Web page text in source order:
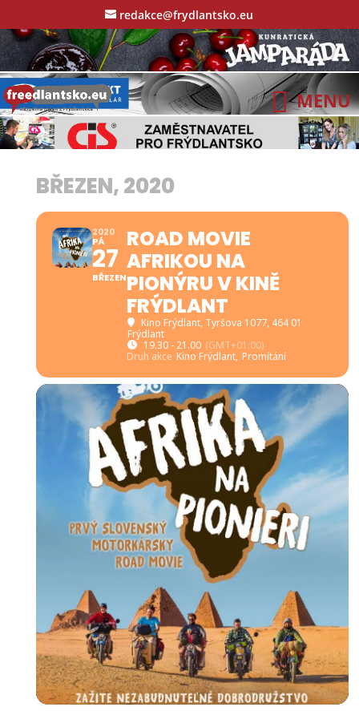
redakce@frydlantsko.eu
BŘEZEN, 2020
2020
PÁ
27
BŘEZEN
ROAD MOVIE
AFRIKOU NA
PIONÝRU V KINĚ
FRÝDLANT
Kino Frýdlant, Tyršova 1077, 464 01
Frýdlant
19.30 - 21.00 (GMT+01:00)
Druh akce Kino Frýdlant, Promítání